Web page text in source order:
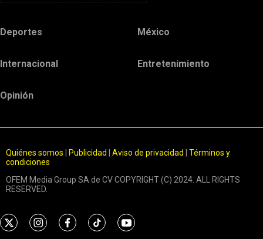
Deportes México
Internacional Entretenimiento
Opinión
Quiénes somos Publicidad Aviso de privacidad
Términos y
condiciones
OFEM Media Group SA de CV COPYRIGHT (C) 2024. ALL RIGHTS
RESERVED.
t
i
f
t
y